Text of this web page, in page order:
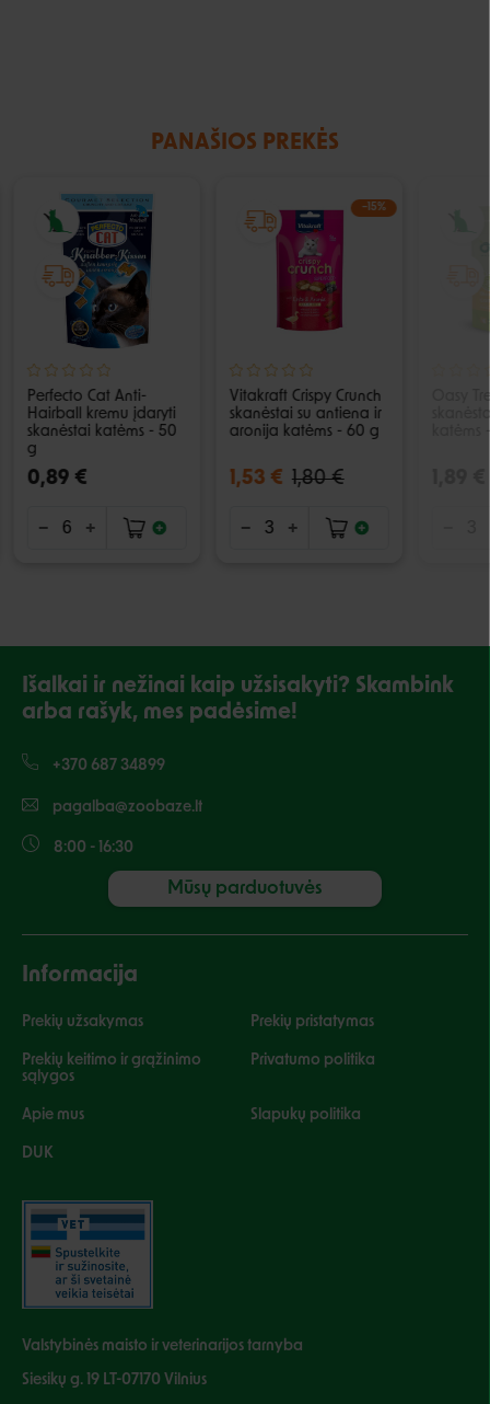
PANAŠIOS PREKĖS
Perfecto Cat Anti-
Hairball kremu įdaryti
skanėstai katėms - 50
g
0,89 €
−15%
Vitakraft Crispy Crunch
skanėstai su antiena ir
aronija katėms - 60 g
1,53 € 1,80 €
Oasy
katėms
Išalkai ir nežinai kaip užsisakyti? Skambink
arba rašyk, mes padėsime!
+370 687 34899
pagalba@zoobaze.lt
8:00 - 16:30
Mūsų parduotuvės
Informacija
Prekių užsakymas Prekių pristatymas
Prekių keitimo ir grąžinimo
sąlygos
Privatumo politika
Apie mus Slapukų politika
DUK
Valstybinės maisto ir veterinarijos tarnyba
Siesikų g. 19 LT-07170 Vilnius